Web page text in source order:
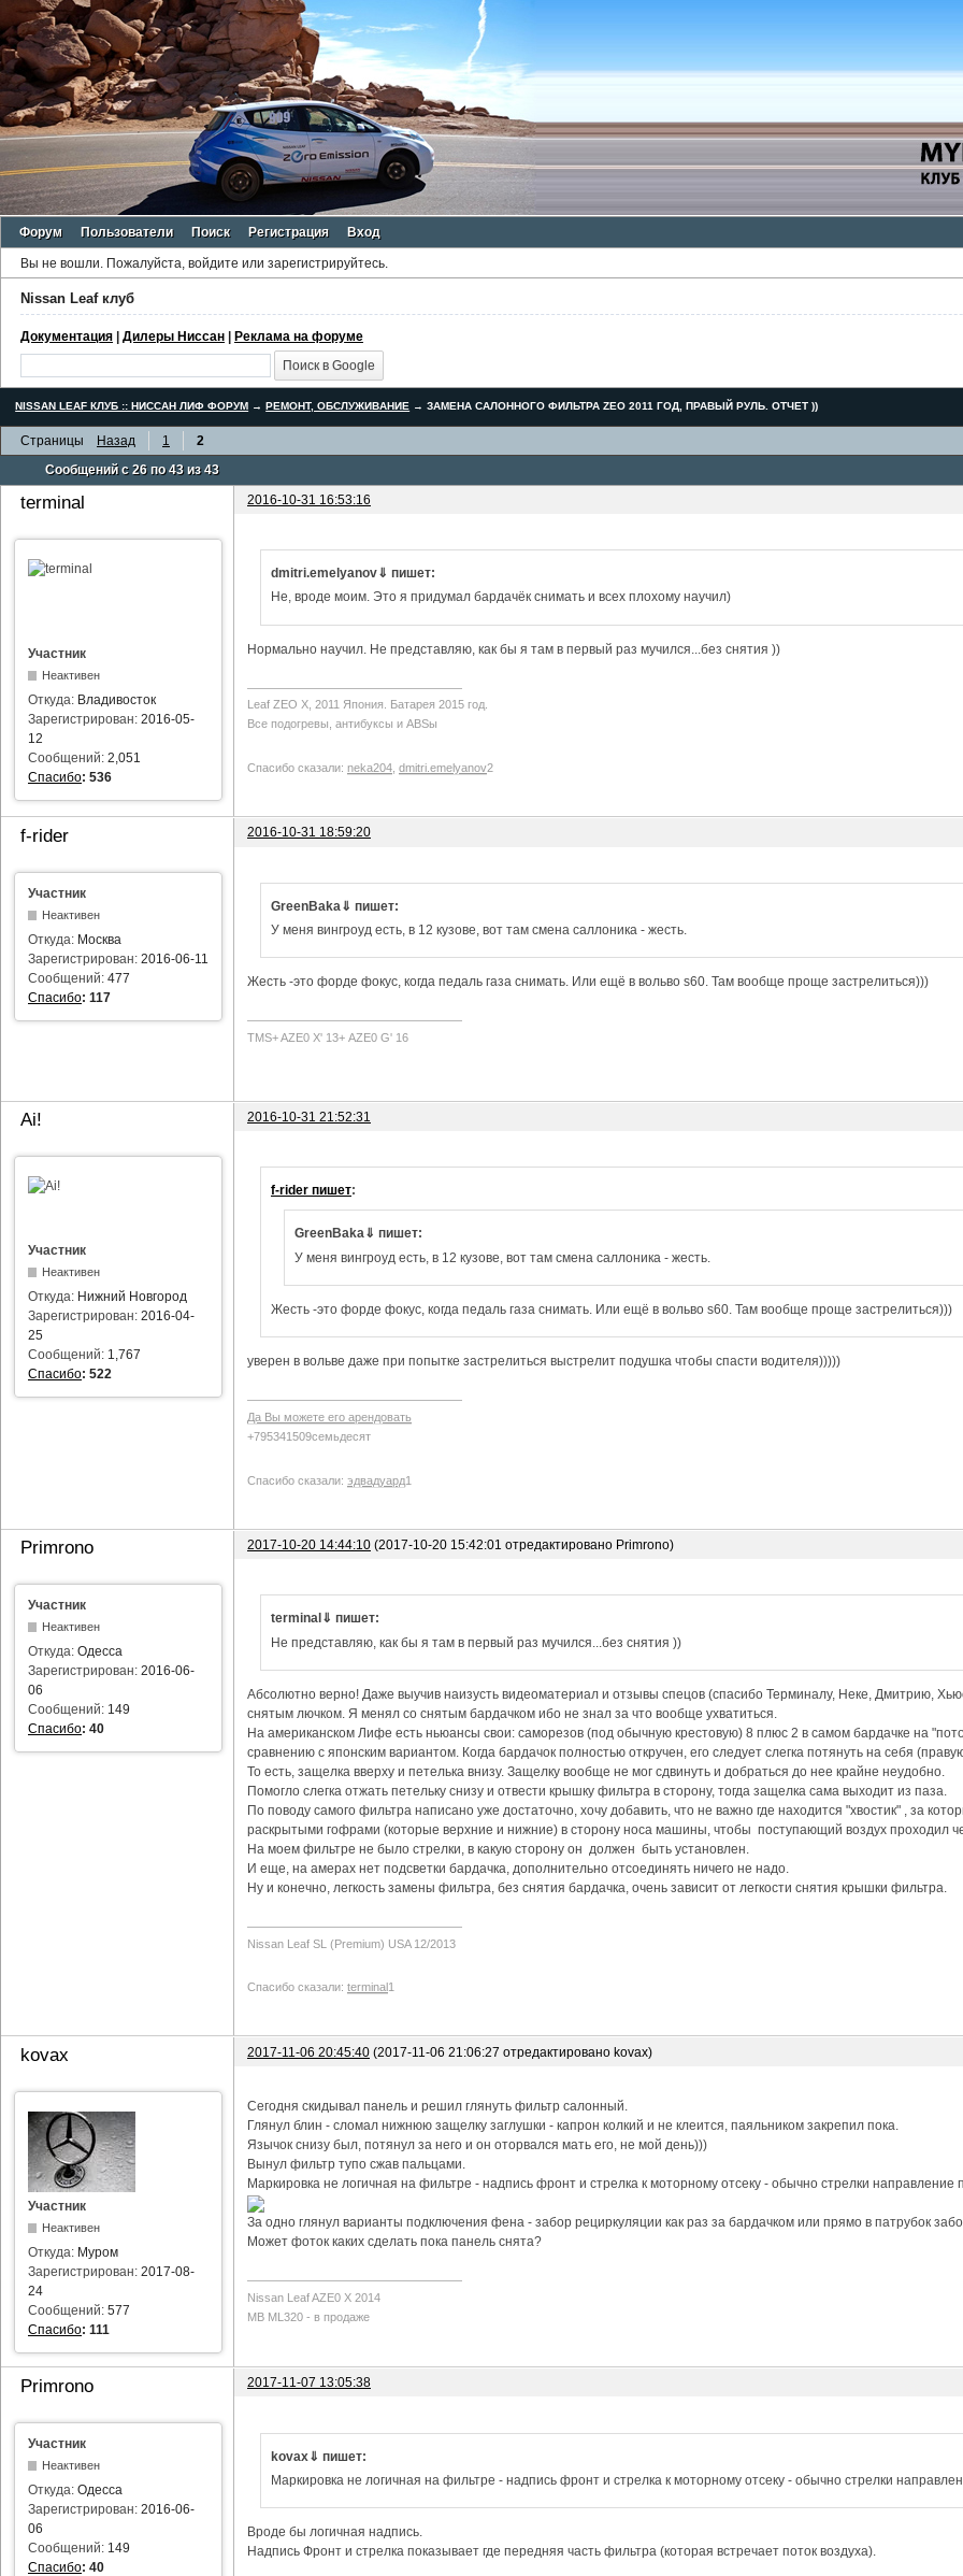
Форум Пользователи Поиск Регистрация Вход
Вы не вошли. Пожалуйста, войдите или зарегистрируйтесь.
Nissan Leaf клуб
Документация | Дилеры Ниссан | Реклама на форуме
NISSAN LEAF КЛУБ :: НИССАН ЛИФ ФОРУМ → РЕМОНТ, ОБСЛУЖИВАНИЕ →ЗАМЕНА САЛОННОГО ФИЛЬТРА ZEO 2011 ГОД, ПРАВЫЙ РУЛЬ. ОТЧЕТ ))
Страницы Назад 1
2
Сообщений с 26 по 43 из 43
terminal 2016-10-31 16:53:16
Участник
Неактивен
Откуда: Владивосток
Зарегистрирован: 2016-05-
12
Сообщений: 2,051
Спасибо: 536
dmitri.emelyanov⇓ пишет:
Не, вроде моим. Это я придумал бардачёк снимать и всех плохому научил)
Нормально научил. Не представляю, как бы я там в первый раз мучился...без снятия ))
Leaf ZEO Х, 2011 Япония. Батарея 2015 год.
Все подогревы, антибуксы и ABSы
Спасибо сказали: neka204 dmitri.emelyanov2
f-rider 2016-10-31 18:59:20
Участник
Неактивен
Откуда: Москва
Зарегистрирован: 2016-06-11
Сообщений: 477
Спасибо: 117
GreenBaka⇓ пишет:
У меня вингроуд есть, в 12 кузове, вот там смена саллоника - жесть.
Жесть -это форде фокус, когда педаль газа снимать. Или ещё в вольво s60. Там вообще проще застрелиться)))
TMS+ AZE0 Х' 13+ AZE0 G' 16
Ai! 2016-10-31 21:52:31
Участник
Неактивен
Откуда: Нижний Новгород
Зарегистрирован: 2016-04-
25
Сообщений: 1,767
Спасибо: 522
f-rider пишет:
GreenBaka⇓ пишет:
У меня вингроуд есть, в 12 кузове, вот там смена саллоника - жесть.
Жесть -это форде фокус, когда педаль газа снимать. Или ещё в вольво s60. Там вообще проще застрелиться)))
уверен в вольве даже при попытке застрелиться выстрелит подушка чтобы спасти водителя)))))
Да Вы можете его арендовать
+795341509семьдесят
Спасибо сказали: эдвадуард1
Primrono 2017-10-20 14:44:10 (2017-10-20 15:42:01 отредактировано Primrono)
Участник
Неактивен
Откуда: Одесса
Зарегистрирован: 2016-06-
06
Сообщений: 149
Спасибо: 40
terminal⇓ пишет:
Не представляю, как бы я там в первый раз мучился...без снятия ))
Абсолютно верно! Даже выучив наизусть видеоматериал и отзывы спецов (спасибо Терминалу, Неке, Дмитрию,
снятым лючком. Я менял со снятым бардачком ибо не знал за что вообще ухватиться.
На американском Лифе есть ньюансы свои: саморезов (под обычную крестовую) 8 плюс 2 в самом бардачке на
сравнению с японским вариантом. Когда бардачок полностью откручен, его следует слегка потянуть на себя
То есть, защелка вверху и петелька внизу. Защелку вообще не мог сдвинуть и добраться до нее крайне неудобно.
Помогло слегка отжать петельку снизу и отвести крышку фильтра в сторону, тогда защелка сама выходит из паза.
По поводу самого фильтра написано уже достаточно, хочу добавить, что не важно где находится "хвостик" , за
раскрытыми гофрами (которые верхние и нижние) в сторону носа машины, чтобы поступающий воздух проходил
На моем фильтре не было стрелки, в какую сторону он должен быть установлен.
И еще, на амерах нет подсветки бардачка, дополнительно отсоединять ничего не надо.
Ну и конечно, легкость замены фильтра, без снятия бардачка, очень зависит от легкости снятия крышки фильтра.
Nissan Leaf SL (Premium) USA 12/2013
Спасибо сказали: terminal 1
kovax 2017-11-06 20:45:40 (2017-11-06 21:06:27 отредактировано kovax)
Участник
Неактивен
Откуда: Муром
Зарегистрирован: 2017-08-
24
Сообщений: 577
Спасибо: 111
Сегодня скидывал панель и решил глянуть фильтр салонный.
Глянул блин - сломал нижнюю защелку заглушки - капрон колкий и не клеится, паяльником закрепил пока.
Язычок снизу был, потянул за него и он оторвался мать его, не мой день)))
Вынул фильтр тупо сжав пальцами.
Маркировка не логичная на фильтре - надпись фронт и стрелка к моторному отсеку - обычно стрелки направление
За одно глянул варианты подключения фена - забор рециркуляции как раз за бардачком или прямо в патрубок
Может фоток каких сделать пока панель снята?
Nissan Leaf AZE0 X 2014
MB ML320 - в продаже
Primrono 2017-11-07 13:05:38
Участник
Неактивен
Откуда: Одесса
Зарегистрирован: 2016-06-
06
Сообщений: 149
Спасибо: 40
kovax⇓ пишет:
Маркировка не логичная на фильтре - надпись фронт и стрелка к моторному отсеку - обычно стрелки
Вроде бы логичная надпись.
Надпись Фронт и стрелка показывает где передняя часть фильтра (которая встречает поток воздуха).